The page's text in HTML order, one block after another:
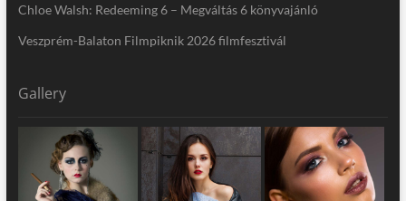
Chloe Walsh: Redeeming 6 – Megváltás 6 könyvajánló
Veszprém-Balaton Filmpiknik 2026 filmfesztivál
Gallery